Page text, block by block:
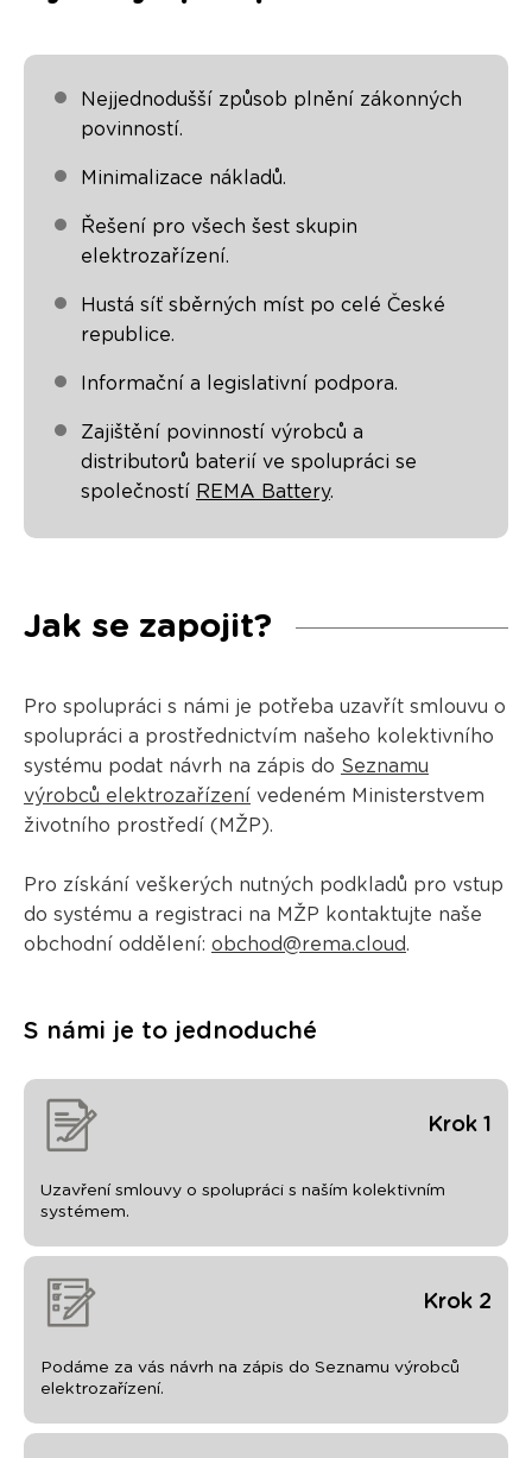
Nejjednodušší způsob plnění zákonných
povinností.
Minimalizace nákladů.
Řešení pro všech šest skupin
elektrozařízení.
Hustá síť sběrných míst po celé České
republice.
Informační a legislativní podpora.
Zajištění povinností výrobců a
distributorů baterií ve spolupráci se
společností REMA Battery.
Jak se zapojit?
Pro spolupráci s námi je potřeba uzavřít smlouvu o
spolupráci a prostřednictvím našeho kolektivního
systému podat návrh na zápis do Seznamu
výrobců elektrozařízení vedeném Ministerstvem
životního prostředí (MŽP).
Pro získání veškerých nutných podkladů pro vstup
do systému a registraci na MŽP kontaktujte naše
obchodní oddělení: obchod@rema.cloud.
S námi je to jednoduché
Krok 1
Uzavření smlouvy o spolupráci s naším kolektivním
systémem.
Krok 2
Podáme za vás návrh na zápis do Seznamu výrobců
elektrozařízení.